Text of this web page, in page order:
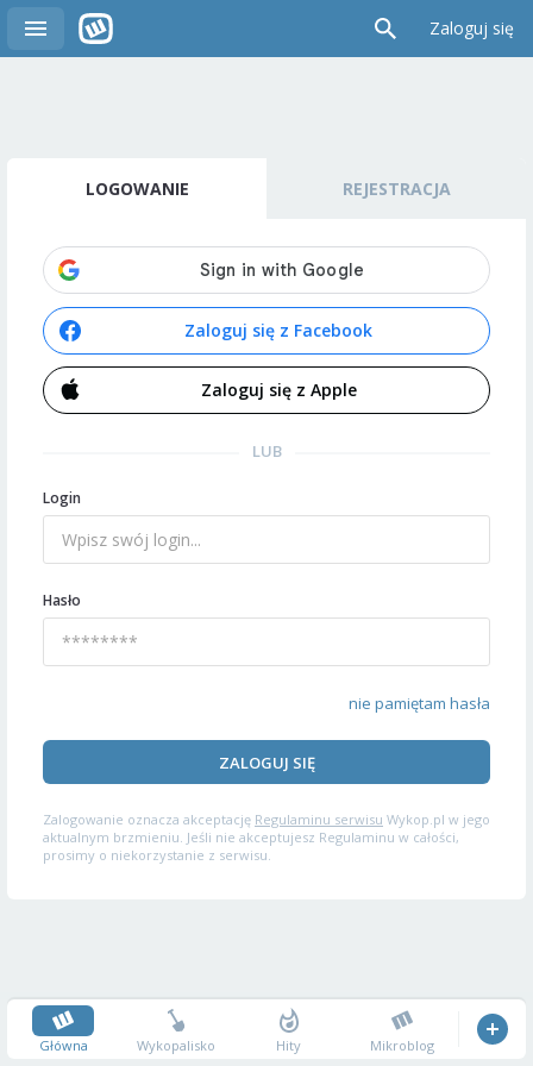
Zaloguj się
LOGOWANIE REJESTRACJA
Zaloguj się z Facebook
Zaloguj się z Apple
LUB
Login
Hasło
nie pamiętam hasła
ZALOGUJ SIĘ
Zalogowanie oznacza akceptację Regulaminu serwisu Wykop.pl w jego
aktualnym brzmieniu. Jeśli nie akceptujesz Regulaminu w całości,
prosimy o niekorzystanie z serwisu.
Główna Wykopalisko Hity Mikroblog